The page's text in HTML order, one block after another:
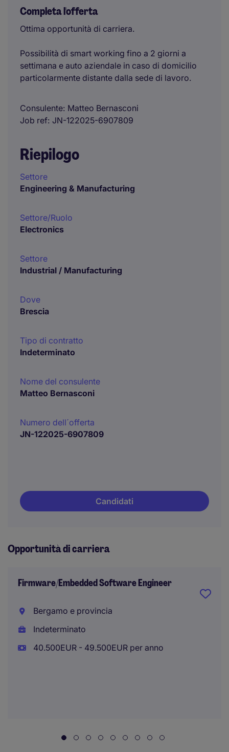
Completa l'offerta
Ottima opportunità di carriera.
Possibilità di smart working fino a 2 giorni a
settimana e auto aziendale in caso di domicilio
particolarmente distante dalla sede di lavoro.
Consulente Matteo Bernasconi
Job ref JN-122025-6907809
Riepilogo
Settore
Engineering & Manufacturing
Settore/Ruolo
Electronics
Settore
Industrial / Manufacturing
Dove
Brescia
Tipo di contratto
Indeterminato
Nome del consulente
Matteo Bernasconi
Numero dell´offerta
JN-122025-6907809
Candidati
Opportunità di carriera
Firmware/Embedded Software Engineer
Bergamo e provincia
Indeterminato
40.500EUR - 49.500EUR per anno